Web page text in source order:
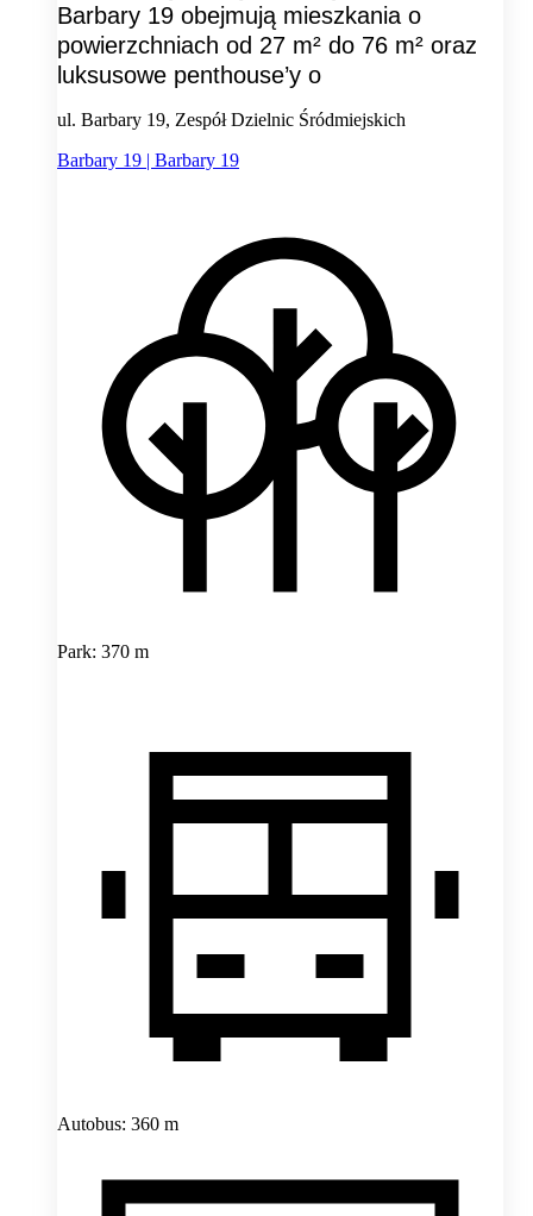
Barbary 19 obejmują mieszkania o
powierzchniach od 27 m² do 76 m² oraz
luksusowe penthouse’y o
ul. Barbary 19, Zespół Dzielnic Śródmiejskich
Barbary 19 | Barbary 19
Park: 370 m
Autobus: 360 m